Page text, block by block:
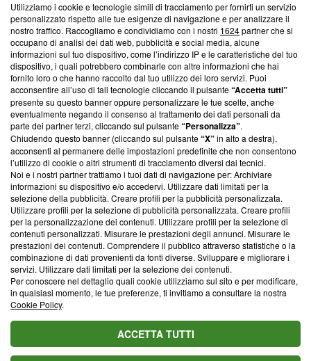
Questa sezione offre informazioni trasparenti su Blasting
News, sui nostri processi editoriali e su come ci impegniamo a
creare news di qualità. Inoltre, afferma la nostra aderenza a
‘Trust Project - News with Integrity’Blasting News non è
ancora membro del programma, ma ha richiesto di farne
parte; Trust Project non ha ancora effettuato una verifica di
conformità agli standard.
Su di noi
Team editoriale
Corporate
Redazione
Informativa Privacy
Cookie Policy
Blasting SA, IDI CHE-247.845.224, Via Carlo Frasca, 3 - 6900
Lugano (Svizzera) Tel:+39 0690258937
© 2026 Blasting News
Utilizziamo i cookie e tecnologie simili di tracciamento per fornirti un servizio
personalizzato rispetto alle tue esigenze di navigazione e per analizzare il
nostro traffico. Raccogliamo e condividiamo con i nostri 1624partner che si
occupano di analisi dei dati web, pubblicità e social media, alcune
informazioni sul tuo dispositivo, come l’indirizzo IP e le caratteristiche del tuo
dispositivo, i quali potrebbero combinarle con altre informazioni che hai
fornito loro o che hanno raccolto dal tuo utilizzo dei loro servizi. Puoi
acconsentire all’uso di tali tecnologie cliccando il pulsante“Accetta tutti”
presente su questo banner oppure personalizzare le tue scelte, anche
eventualmente negando il consenso al trattamento dei dati personali da
parte dei partner terzi, cliccando sul pulsante“Personalizza”.
Chiudendo questo banner (cliccando sul pulsante“X”in alto a destra),
acconsenti al permanere delle impostazioni predefinite che non consentono
l’utilizzo di cookie o altri strumenti di tracciamento diversi dai tecnici.
Noi e i nostri partner trattiamo i tuoi dati di navigazione per: Archiviare
informazioni su dispositivo e/o accedervi. Utilizzare dati limitati per la
selezione della pubblicità. Creare profili per la pubblicità personalizzata.
Utilizzare profili per la selezione di pubblicità personalizzata. Creare profili
per la personalizzazione dei contenuti. Utilizzare profili per la selezione di
contenuti personalizzati. Misurare le prestazioni degli annunci. Misurare le
prestazioni dei contenuti. Comprendere il pubblico attraverso statistiche o la
combinazione di dati provenienti da fonti diverse. Sviluppare e migliorare i
servizi. Utilizzare dati limitati per la selezione dei contenuti.
Per conoscere nel dettaglio quali cookie utilizziamo sul sito e per modificare,
in qualsiasi momento, le tue preferenze, ti invitiamo a consultare la nostra
Cookie Policy.
ACCETTA TUTTI